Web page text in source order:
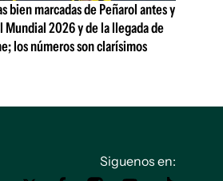
bien marcadas de Peñarol antes y
Mundial 2026 y de la llegada de
los números son clarísimos
Siguenos en: